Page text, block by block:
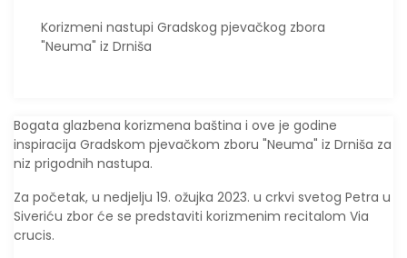
Korizmeni nastupi Gradskog pjevačkog zbora
"Neuma" iz Drniša
Bogata glazbena korizmena baština i ove je godine
inspiracija Gradskom pjevačkom zboru "Neuma" iz Drniša za
niz prigodnih nastupa.
Za početak, u nedjelju 19. ožujka 2023. u crkvi svetog Petra u
Siveriću zbor će se predstaviti korizmenim recitalom Via
crucis.